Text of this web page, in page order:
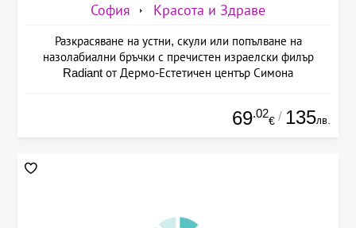
София Красота и Здраве
Разкрасяване на устни, скули или попълване на
назолабиални бръчки с пречистен израелски филър
Radiant от Дермо-Естетичен център Симона
69.02
€ / 135лв.